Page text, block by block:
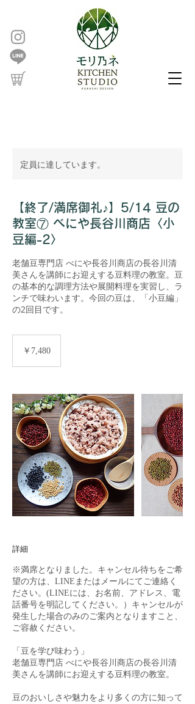
定員に達しています。
【終了/満席御礼♪】5/14 豆の
教室⑦ べにや長谷川商店〈小
豆編-2〉
老舗豆専門店 べにや長谷川商店の長谷川清
美さんを講師にお迎えする豆料理の教室。豆
の基本的な調理方法や展開料理を実習し、ラ
ンチで味わいます。今回の豆は、「小豆編」
の2回目です。
￥7,480
詳細
※満席となりました。キャンセル待ちをご希
望の方は、LINEまたはメールにてご連絡く
ださい。(LINEには、お名前、アドレス、電
話番号を明記してください。）キャンセルが
発生した場合のみのご案内となりますこと、
ご容赦ください。
「豆を学び味わう」
老舗豆専門店 べにや長谷川商店の長谷川清
美さんを講師にお迎えする豆料理の教室。
豆のおいしさや魅力をより多くの方に知って